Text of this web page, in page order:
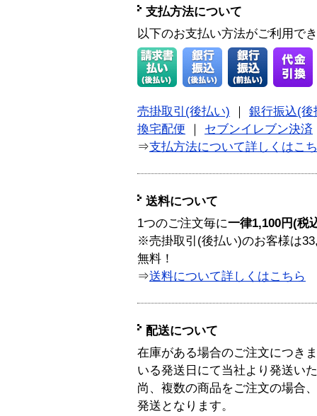
支払方法について
以下のお支払い方法がご利用で
売掛取引(後払い)
銀行振込(後
換宅配便
セブンイレブン決済
⇒支払方法について詳しくはこ
送料について
1つのご注文毎に一律1,100円(税
※売掛取引(後払い)のお客様は
無料！
⇒送料について詳しくはこちら
配送について
在庫がある場合のご注文につき
いる発送日にて当社より発送い
尚、複数の商品をご注文の場合
発送となります。